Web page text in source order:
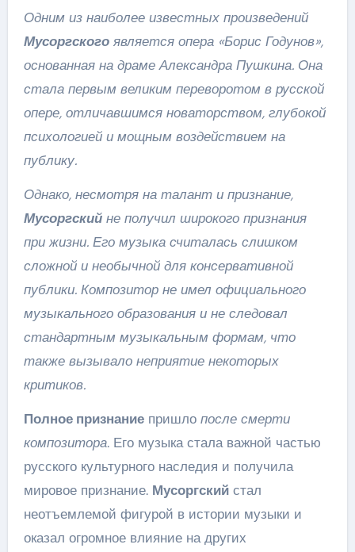
Одним из наиболее известных произведений
Мусоргскогоявляется опера «Борис Годунов»,
основанная на драме Александра Пушкина. Она
стала первым великим переворотом в русской
опере, отличавшимся новаторством, глубокой
психологией и мощным воздействием на
публику.
Однако, несмотря на талант и признание,
Мусоргскийне получил широкого признания
при жизни. Его музыка считалась слишком
сложной и необычной для консервативной
публики. Композитор не имел официального
музыкального образования и не следовал
стандартным музыкальным формам, что
также вызывало неприятие некоторых
критиков.
Полное признаниепришло после смерти
композитора. Его музыка стала важной частью
русского культурного наследия и получила
мировое признание. Мусоргскийстал
неотъемлемой фигурой в истории музыки и
оказал огромное влияние на других